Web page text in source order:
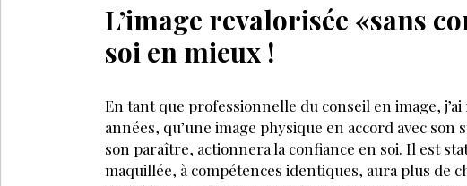
L’image revalorisée «sans
soi en mieux !
En tant que professionnelle du conseil en image,
années, qu’une image physique en accord avec
son paraître, actionnera la confiance en soi. Il est
maquillée, à compétences identiques, aura plus de